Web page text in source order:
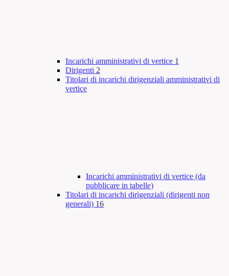
Incarichi amministrativi di vertice 1
Dirigenti 2
Titolari di incarichi dirigenziali amministrativi di
vertice
Incarichi amministrativi di vertice (da
pubblicare in tabelle)
Titolari di incarichi dirigenziali (dirigenti non
generali) 16